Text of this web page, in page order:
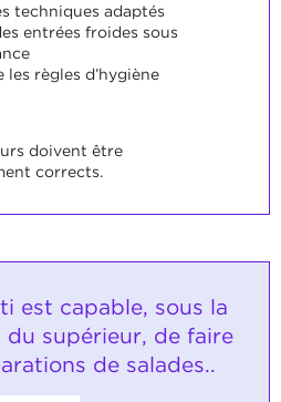
techniques adaptés
entrées froides sous
les règles d’hygiène
doivent être
corrects.
est capable, sous la
supérieur, de faire
de salades..